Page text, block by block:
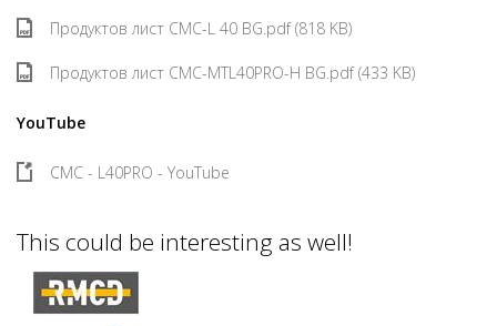
Продуктов лист CMC-L 40 BG.pdf (818 KB)
Продуктов лист CMC-MTL40PRO-H BG.pdf (433 KB)
YouTube
CMC - L40PRO - YouTube
This could be interesting as well!